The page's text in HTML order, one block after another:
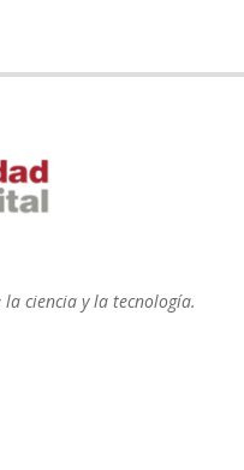
ciencia y la tecnología.